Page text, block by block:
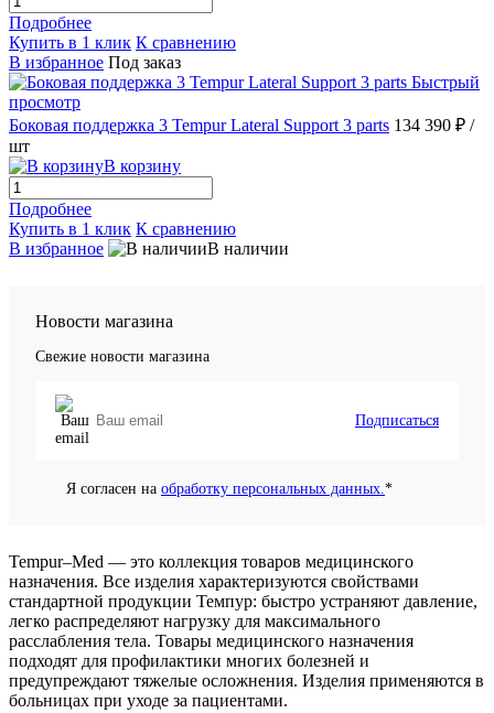
Подробнее
Купить в 1 клик К сравнению
В избранное Под заказ
Быстрый
просмотр
Боковая поддержка 3 Tempur Lateral Support 3 parts 134 390 ₽ /
шт
В корзину
Подробнее
Купить в 1 клик К сравнению
В избранное
В наличии
Новости магазина
Свежие новости магазина
Подписаться
Я согласен на обработку персональных данных.*
Tempur–Med — это коллекция товаров медицинского
назначения. Все изделия характеризуются свойствами
стандартной продукции Темпур: быстро устраняют давление,
легко распределяют нагрузку для максимального
расслабления тела. Товары медицинского назначения
подходят для профилактики многих болезней и
предупреждают тяжелые осложнения. Изделия применяются в
больницах при уходе за пациентами.